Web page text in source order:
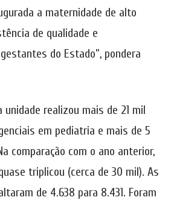
a maternidade de alto
de qualidade e
do Estado”, pondera
unidade realizou mais de 21 mil
em pediatria e mais de 5
comparação com o ano anterior,
triplicou (cerca de 30 mil). As
de 4.638 para 8.431. Foram